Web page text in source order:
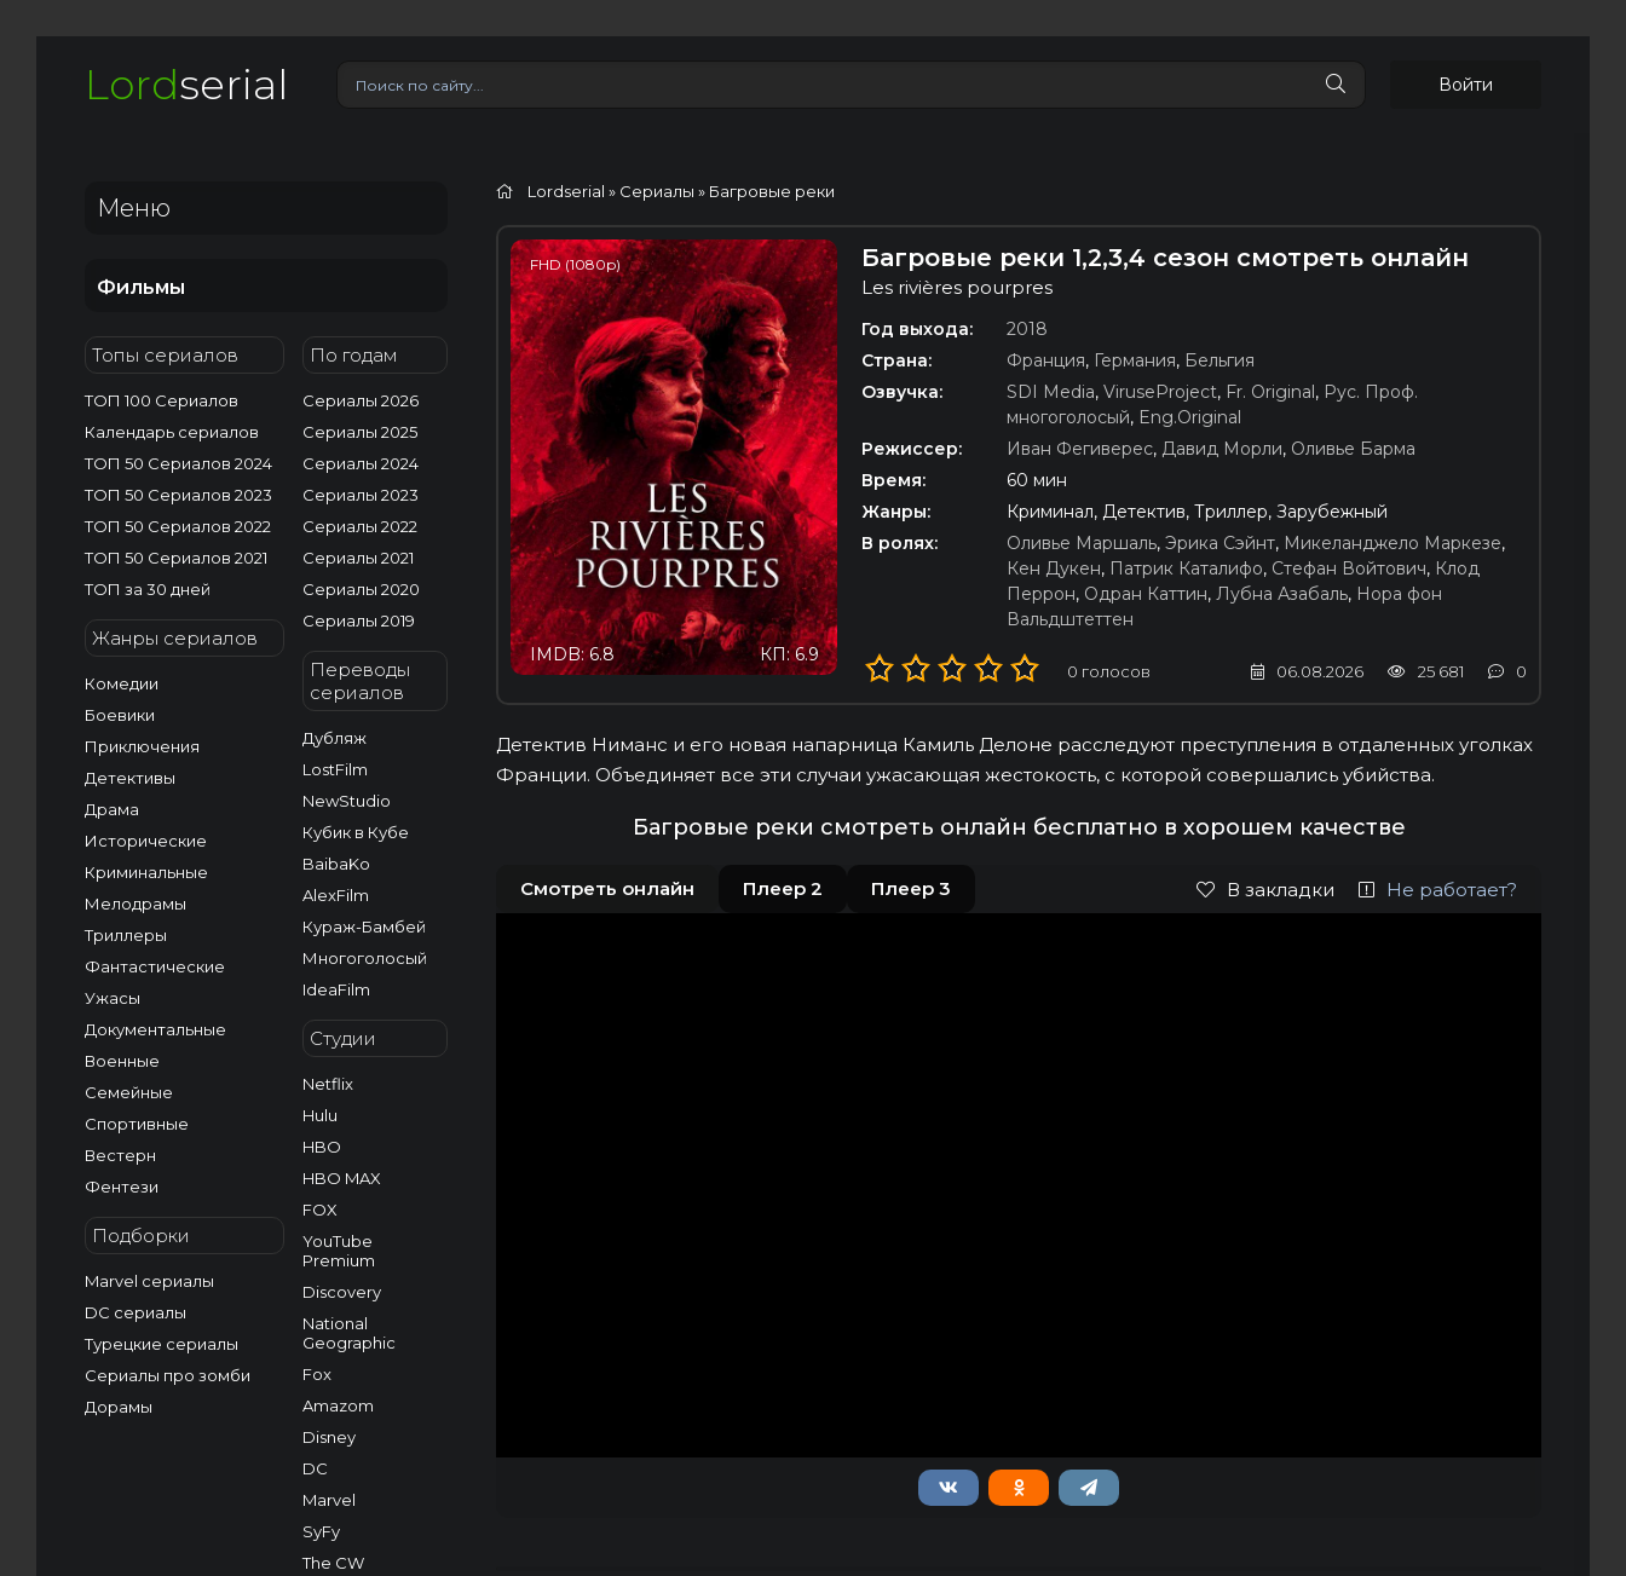
Lordserial Войти
Меню
Фильмы
Топы сериалов
ТОП 100 Сериалов
Календарь сериалов
ТОП 50 Сериалов 2024
ТОП 50 Сериалов 2023
ТОП 50 Сериалов 2022
ТОП 50 Сериалов 2021
ТОП за 30 дней
Жанры сериалов
Комедии
Боевики
Приключения
Детективы
Драма
Исторические
Криминальные
Мелодрамы
Триллеры
Фантастические
Ужасы
Документальные
Военные
Семейные
Спортивные
Вестерн
Фентези
Подборки
Marvel сериалы
DC сериалы
Турецкие сериалы
Сериалы про зомби
Дорамы
По годам
Сериалы 2026
Сериалы 2025
Сериалы 2024
Сериалы 2023
Сериалы 2022
Сериалы 2021
Сериалы 2020
Сериалы 2019
Переводы
сериалов
Дубляж
LostFilm
NewStudio
Кубик в Кубе
BaibaKo
AlexFilm
Кураж-Бамбей
Многоголосый
IdeaFilm
Студии
Netflix
Hulu
HBO
HBO MAX
FOX
YouTube
Premium
Discovery
National
Geographic
Fox
Amazom
Disney
DC
Marvel
SyFy
The CW
Lordserial » Сериалы » Багровые реки
FHD (1080p)
КП: 6.9
IMDB: 6.8
Багровые реки 1,2,3,4 сезон смотреть онлайн
Les rivières pourpres
Год выхода:
2018
Страна:
Франция, Германия, Бельгия
Озвучка:
SDI Media, ViruseProject, Fr. Original, Рус. Проф.
многоголосый, Eng.Original
Режиссер:
Иван Фегиверес, Давид Морли, Оливье Барма
Время:
60 мин
Жанры:
Криминал, Детектив, Триллер, Зарубежный
В ролях:
Оливье Маршаль, Эрика Сэйнт, Микеланджело Маркезе,
Кен Дукен, Патрик Каталифо, Стефан Войтович, Клод
Перрон, Одран Каттин, Лубна Азабаль, Нора фон
Вальдштеттен
0 голосов 06.08.2026 25 681 0
Детектив Ниманс и его новая напарница Камиль Делоне расследуют преступления в отдаленных уголках
Франции. Объединяет все эти случаи ужасающая жестокость, с которой совершались убийства.
Багровые реки смотреть онлайн бесплатно в хорошем качестве
Смотреть онлайн Плеер 2 Плеер 3 В закладки Не работает?